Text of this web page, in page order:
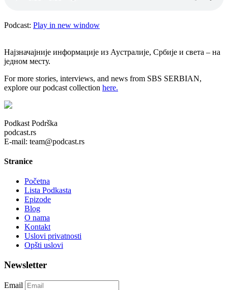
Podcast: Play in new window
Најзначајније информације из Аустралије, Србије и света – на
једном месту.
For more stories, interviews, and news from SBS SERBIAN,
explore our podcast collection here.
Podkast Podrška
podcast.rs
E-mail: team@podcast.rs
Stranice
Početna
Lista Podkasta
Epizode
Blog
O nama
Kontakt
Uslovi privatnosti
Opšti uslovi
Newsletter
Email